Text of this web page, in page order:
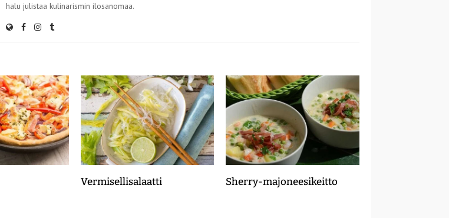
halu julistaa kulinarismin ilosanomaa.
Vermisellisalaatti Sherry-majoneesikeitto